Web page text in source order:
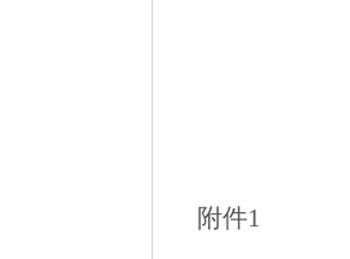
附件1